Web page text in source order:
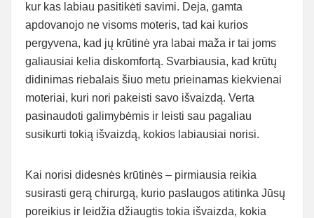
kur kas labiau pasitikėti savimi. Deja, gamta
apdovanojo ne visoms moteris, tad kai kurios
pergyvena, kad jų krūtinė yra labai maža ir tai joms
galiausiai kelia diskomfortą. Svarbiausia, kad krūtų
didinimas riebalais šiuo metu prieinamas kiekvienai
moteriai, kuri nori pakeisti savo išvaizdą. Verta
pasinaudoti galimybėmis ir leisti sau pagaliau
susikurti tokią išvaizdą, kokios labiausiai norisi.
Kai norisi didesnės krūtinės – pirmiausia reikia
susirasti gerą chirurgą, kurio paslaugos atitinka Jūsų
poreikius ir leidžia džiaugtis tokia išvaizda, kokia